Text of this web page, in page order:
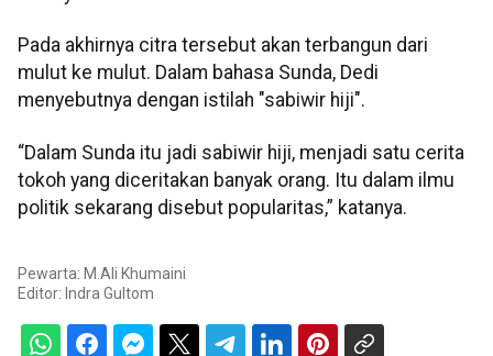
Pada akhirnya citra tersebut akan terbangun dari
mulut ke mulut. Dalam bahasa Sunda, Dedi
menyebutnya dengan istilah "sabiwir hiji".
“Dalam Sunda itu jadi sabiwir hiji, menjadi satu cerita
tokoh yang diceritakan banyak orang. Itu dalam ilmu
politik sekarang disebut popularitas,” katanya.
Pewarta: M.Ali Khumaini
Editor: Indra Gultom